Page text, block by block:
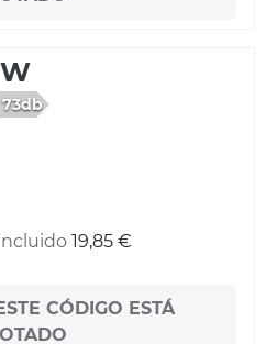
73db
19,85 €
CÓDIGO ESTÁ